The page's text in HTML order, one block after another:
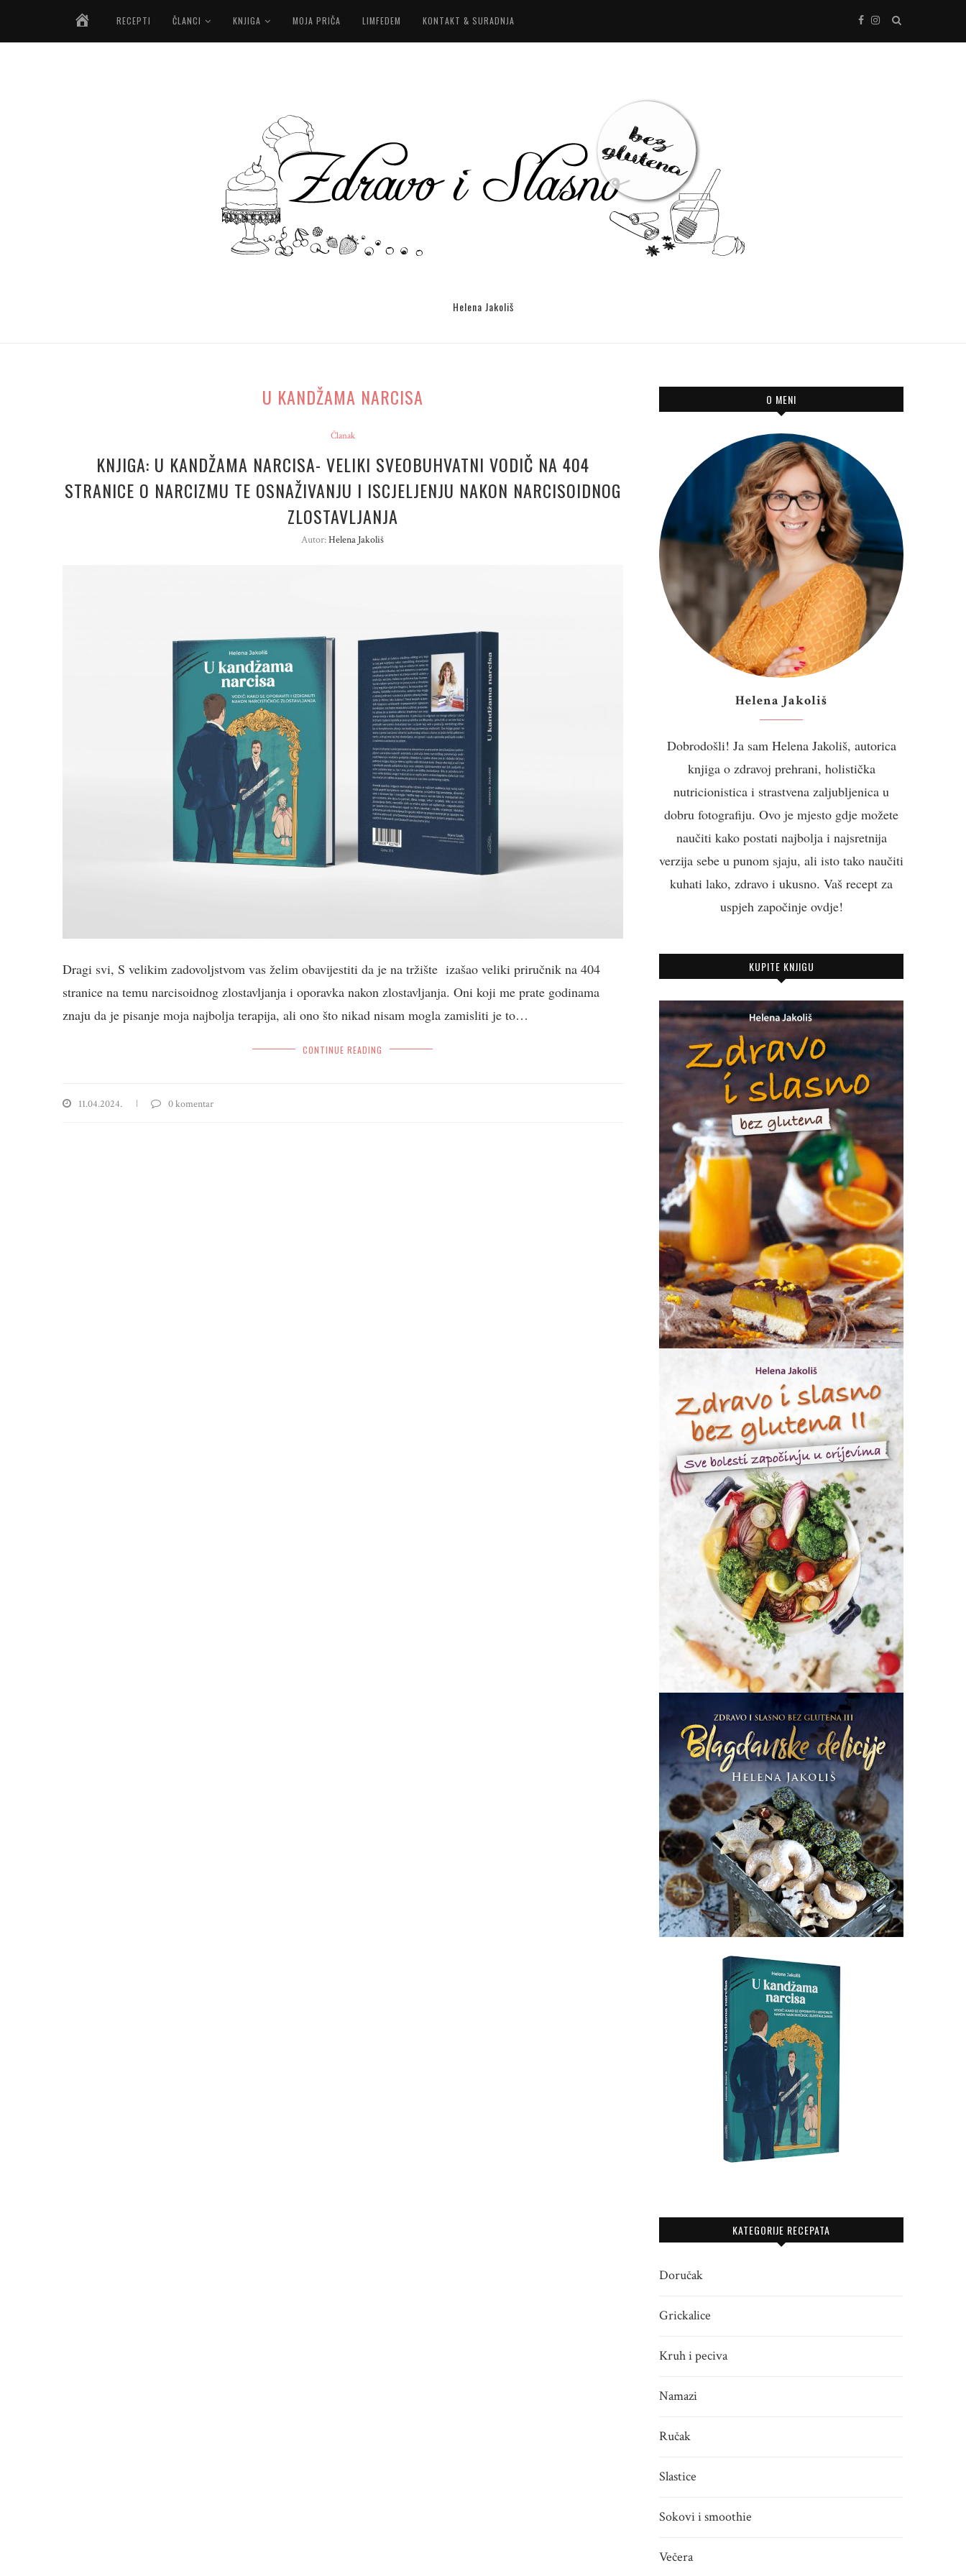
NASLOVNICA
RECEPTI ČLANCI KNJIGA MOJA PRIČA LIMFEDEM KONTAKT & SURADNJA
Helena Jakoliš
U KANDŽAMA NARCISA
Članak
KNJIGA: U KANDŽAMA NARCISA- VELIKI SVEOBUHVATNI VODIČ NA 404
STRANICE O NARCIZMU TE OSNAŽIVANJU I ISCJELJENJU NAKON NARCISOIDNOG
ZLOSTAVLJANJA
Autor:Helena Jakoliš
Dragi svi, S velikim zadovoljstvom vas želim obavijestiti da je na tržište izašao veliki priručnik na 404
stranice na temu narcisoidnog zlostavljanja i oporavka nakon zlostavljanja. Oni koji me prate godinama
znaju da je pisanje moja najbolja terapija, ali ono što nikad nisam mogla zamisliti je to…
CONTINUE READING
11.04.2024. 0 komentar
O MENI
Helena Jakoliš
Dobrodošli! Ja sam Helena Jakoliš, autorica
knjiga o zdravoj prehrani, holistička
nutricionistica i strastvena zaljubljenica u
dobru fotografiju. Ovo je mjesto gdje možete
naučiti kako postati najbolja i najsretnija
verzija sebe u punom sjaju, ali isto tako naučiti
kuhati lako, zdravo i ukusno. Vaš recept za
uspjeh započinje ovdje!
KUPITE KNJIGU
KATEGORIJE RECEPATA
Doručak
Grickalice
Kruh i peciva
Namazi
Ručak
Slastice
Sokovi i smoothie
Večera